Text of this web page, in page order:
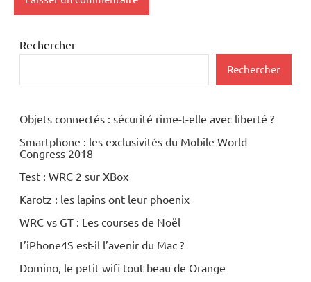
Rechercher
Rechercher
Objets connectés : sécurité rime-t-elle avec liberté ?
Smartphone : les exclusivités du Mobile World
Congress 2018
Test : WRC 2 sur XBox
Karotz : les lapins ont leur phoenix
WRC vs GT : Les courses de Noël
L’iPhone4S est-il l’avenir du Mac ?
Domino, le petit wifi tout beau de Orange